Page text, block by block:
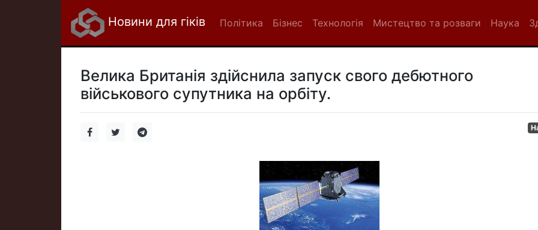
Новини для гіків Політика Бізнес Технологія Мистецтво та розваги Наука
Велика Британія здійснила запуск свого дебютного
військового супутника на орбіту.